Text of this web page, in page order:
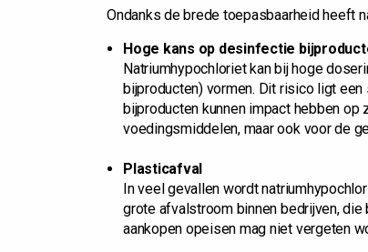
Ondanks de brede toepasbaarheid heeft
Hoge kans op desinfectie
Natriumhypochloriet kan bij hoge
bijproducten) vormen. Dit risico ligt
bijproducten kunnen impact hebben
voedingsmiddelen, maar ook voor de
Plasticafval
In veel gevallen wordt
grote afvalstroom binnen bedrijven,
aankopen opeisen mag niet vergeten